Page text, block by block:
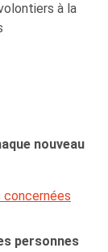
à la
nouveau
concernées
personnes